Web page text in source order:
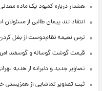
هشدار درباره کمبود یک ماده
انتقاد تند پیمان طالبی از
ترس نعیمه نظام‌دوست از بغل
قیمت گوشت گوساله و گوسفند امروز شنبه ۱۷ مرداد
تصاویر جدید و دلبرانه از هدیه
ثبت تصاویر تماشایی از همزیستی